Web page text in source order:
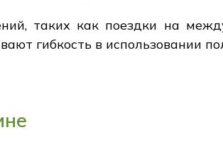
таких как поездки на
гибкость в использовании